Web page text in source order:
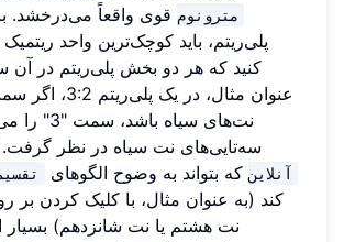
مترونوم قوی واقعاً می‌درخشد.
پلی‌ریتم، باید کوچک‌ترین واحد
کنید که هر دو بخش پلی‌ریتم در آن
نت‌های سیاه
سه‌تایی‌های نت سیاه در نظر
آنلاین که بتواند به وضوح الگوهای
کند (به عنوان مثال، با کلیک کردن بر
نت هشتم یا نت شانزدهم)